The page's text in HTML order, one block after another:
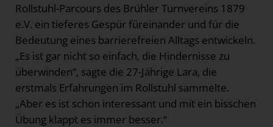
Rollstuhl-Parcours des Brühler Turnvereins 1879
e.V. ein tieferes Gespür füreinander und für die
Bedeutung eines barrierefreien Alltags entwickeln.
„Es ist gar nicht so einfach, die Hindernisse zu
überwinden“, sagte die 27-Jährige Lara, die
erstmals Erfahrungen im Rollstuhl sammelte.
„Aber es ist schon interessant und mit ein bisschen
Übung klappt es immer besser.“